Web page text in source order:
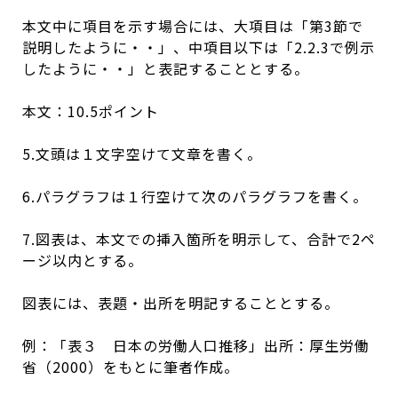
本文中に項目を示す場合には、大項目は「第3節で
説明したように・・」、中項目以下は「2.2.3で例示
したように・・」と表記することとする。
本文：10.5ポイント
5.文頭は１文字空けて文章を書く。
6.パラグラフは１行空けて次のパラグラフを書く。
7.図表は、本文での挿入箇所を明示して、合計で2ペ
ージ以内とする。
図表には、表題・出所を明記することとする。
例：「表３ 日本の労働人口推移」出所：厚生労働
省（2000）をもとに筆者作成。